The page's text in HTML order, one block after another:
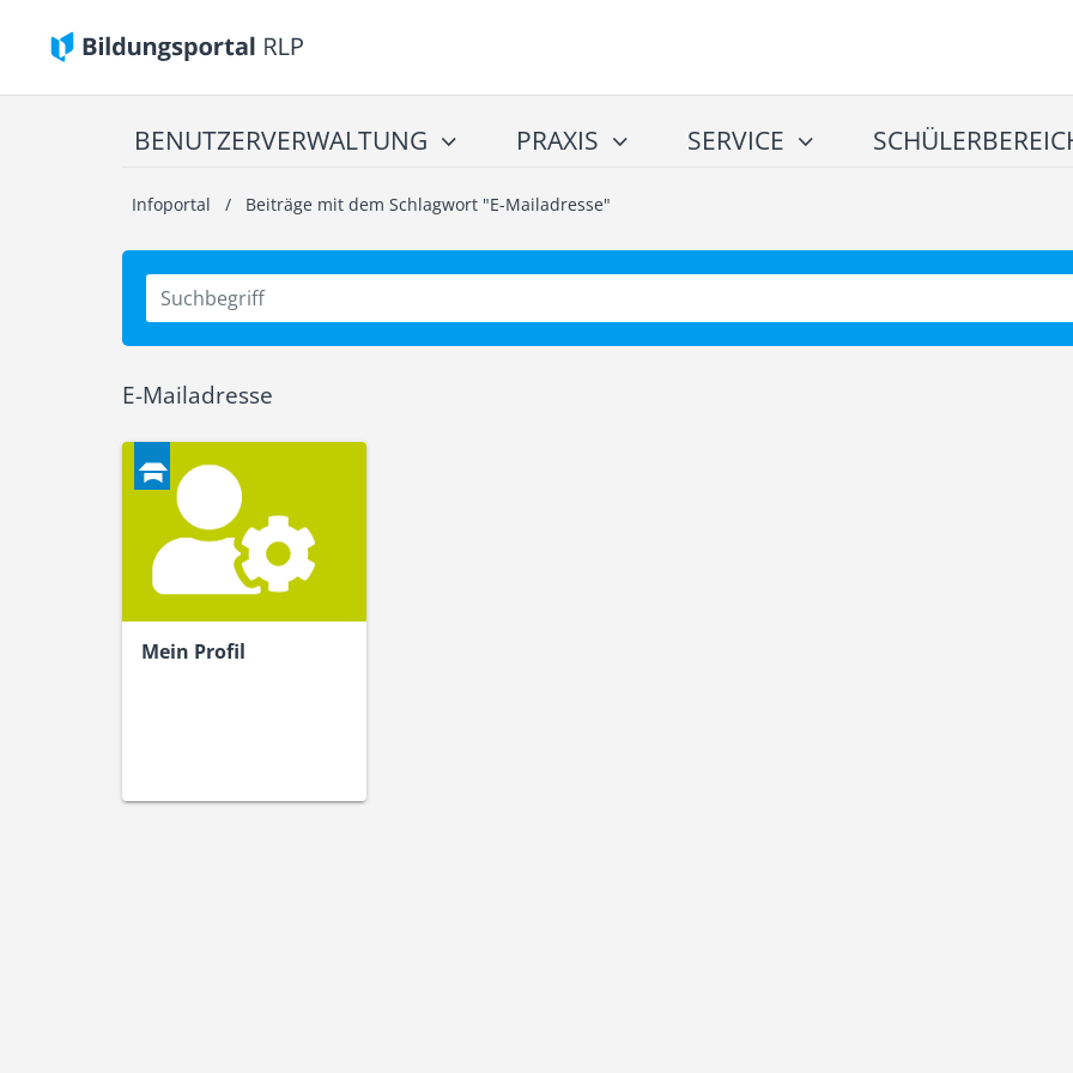
BENUTZERVERWALTUNG PRAXIS SERVICE
Infoportal / Beiträge mit dem Schlagwort "E-Mailadresse"
E-Mailadresse
Mein Profil